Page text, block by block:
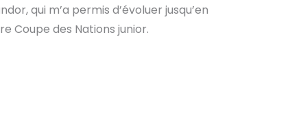
qui m’a permis d’évoluer jusqu’en
Coupe des Nations junior.